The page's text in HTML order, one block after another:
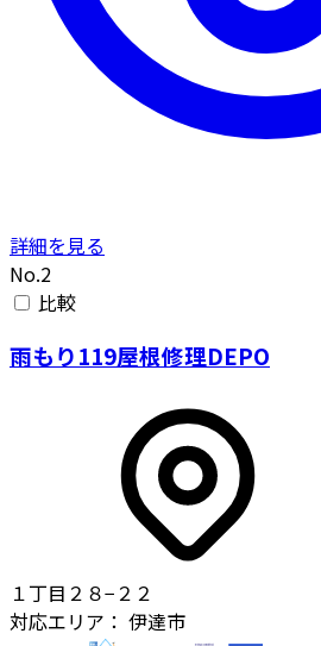
詳細を見る
No.2
比較
雨もり119屋根修理DEPO
１丁目２８−２２
対応エリア： 伊達市